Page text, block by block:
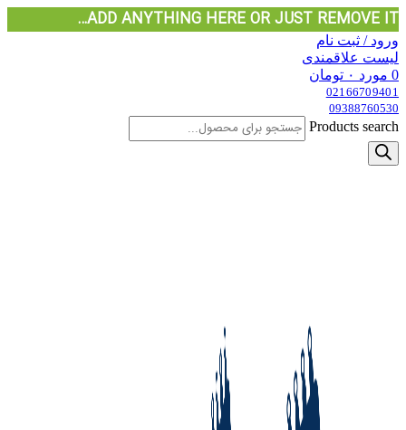
ADD ANYTHING HERE OR JUST REMOVE IT…
ورود / ثبت نام
لیست علاقمندی
0 مورد ۰ تومان
02166709401
09388760530
Products search